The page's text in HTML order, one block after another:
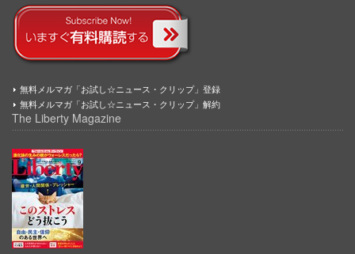
無料メルマガ「お試し☆ニュース・クリップ」登録
無料メルマガ「お試し☆ニュース・クリップ」解約
The Liberty Magazine